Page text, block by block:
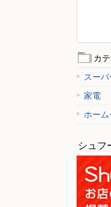
カ
スーパ
家電
ホー
シュフ